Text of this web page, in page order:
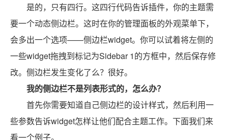
是的，只有四行。这四行代码告诉插件，你的主题需
要一个动态侧边栏。这时在你的管理面板的外观菜单下，
会多出一个选项——侧边栏widget。你可以试着将左侧的
一些widget拖拽到标记为Sidebar 1的方框中，然后保存修
改。侧边栏发生变化了么？很好。
我的侧边栏不是列表形式的，怎么办？
首先你需要知道自己侧边栏的设计样式，然后利用一
些参数告诉widget怎样让他们配合主题工作。下面我们来
看一个例子。